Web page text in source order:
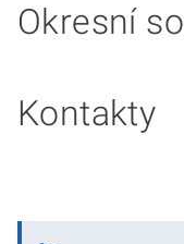
Okresní
Kontakty